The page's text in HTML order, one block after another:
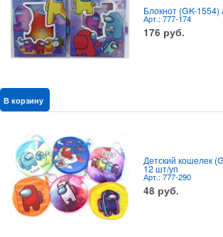
Блокнот (GK-
Арт.: 777-174
176 руб.
В корзину
Детский кошелек
12 шт/уп
Арт.: 777-290
48 руб.